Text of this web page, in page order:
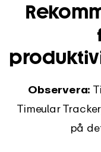
Observera:
Timeular
på